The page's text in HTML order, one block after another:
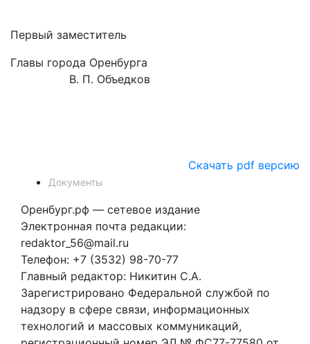
Первый заместитель
Главы города Оренбурга
В. П. Объедков
Скачать pdf версию
Документы
Оренбург.рф — сетевое издание
Электронная почта редакции:
redaktor_56@mail.ru
Телефон: +7 (3532) 98-70-77
Главный редактор: Никитин С.А.
Зарегистрировано Федеральной службой по
надзору в сфере связи, информационных
технологий и массовых коммуникаций,